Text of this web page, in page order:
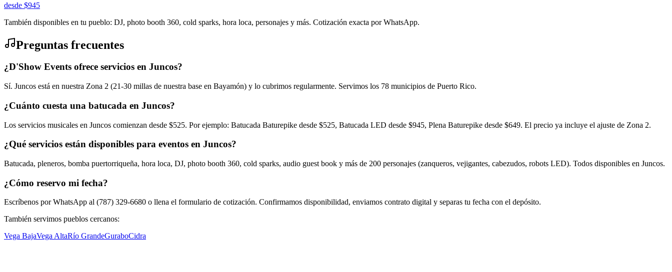
desde $945
También disponibles en tu pueblo: DJ, photo booth 360, cold sparks, hora loca, personajes y más. Cotización exacta por WhatsApp.
Preguntas frecuentes
¿D'Show Events ofrece servicios en Juncos?
Sí. Juncos está en nuestra Zona 2 (21-30 millas de nuestra base en Bayamón) y lo cubrimos regularmente. Servimos los 78 municipios de Puerto Rico.
¿Cuánto cuesta una batucada en Juncos?
Los servicios musicales en Juncos comienzan desde $525. Por ejemplo: Batucada Baturepike desde $525, Batucada LED desde $945, Plena Baturepike desde $649. El precio ya incluye el ajuste de Zona 2.
¿Qué servicios están disponibles para eventos en Juncos?
Batucada, pleneros, bomba puertorriqueña, hora loca, DJ, photo booth 360, cold sparks, audio guest book y más de 200 personajes (zanqueros, vejigantes, cabezudos, robots LED). Todos disponibles en Juncos.
¿Cómo reservo mi fecha?
Escríbenos por WhatsApp al (787) 329-6680 o llena el formulario de cotización. Confirmamos disponibilidad, enviamos contrato digital y separas tu fecha con el depósito.
También servimos pueblos cercanos:
Vega BajaVega AltaRío GrandeGuraboCidra